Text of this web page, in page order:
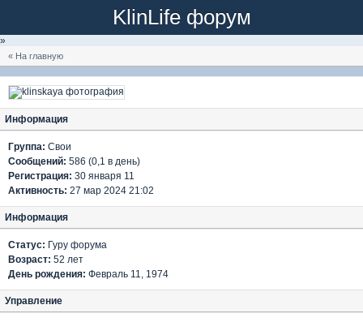
KlinLife форум
»
« На главную
Информация
Группа: Свои
Сообщений: 586 (0,1 в день)
Регистрация: 30 января 11
Активность: 27 мар 2024 21:02
Информация
Статус: Гуру форума
Возраст: 52 лет
День рождения: Февраль 11, 1974
Управление